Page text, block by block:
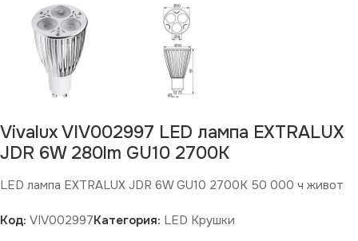
Vivalux VIV002997 LED лампа EXTRALUX
JDR 6W 280lm GU10 2700K
LED лампа EXTRALUX JDR 6W GU10 2700K 50 000 ч живот
Код: VIV002997Категория: LED Крушки